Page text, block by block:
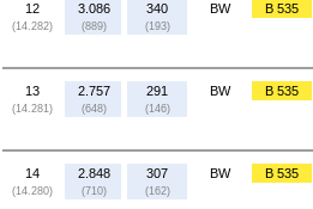
12
(14.282)
3.086
(889)
340
(193)
BW B 535
13
(14.281)
2.757
(648)
291
(146)
BW B 535
14
(14.280)
2.848
(710)
307
(162)
BW B 535